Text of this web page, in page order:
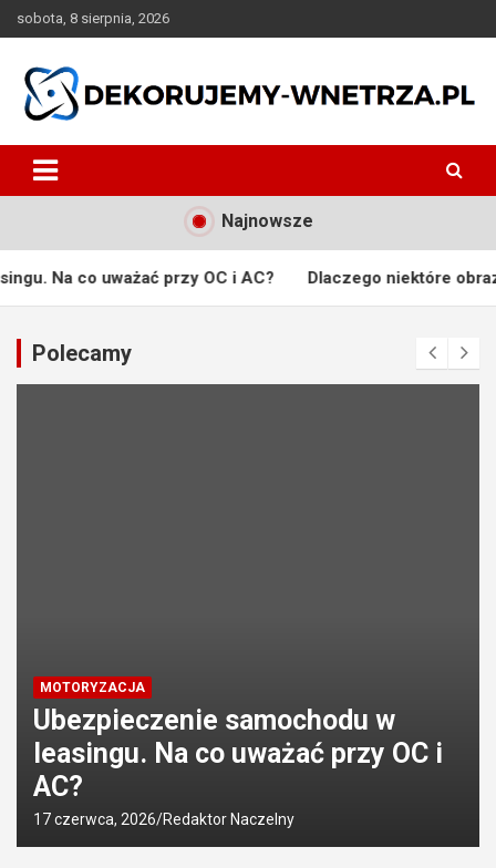
to
sobota, 8 sierpnia, 2026
dekorujemy-wnetrza.pl
Najnowsze
uważać przy OC i AC? Dlaczego niektóre obrazy stają
Polecamy
MOTORYZACJA
Ubezpieczenie samochodu w
leasingu. Na co uważać przy OC i
AC?
17 czerwca, 2026 Redaktor Naczelny